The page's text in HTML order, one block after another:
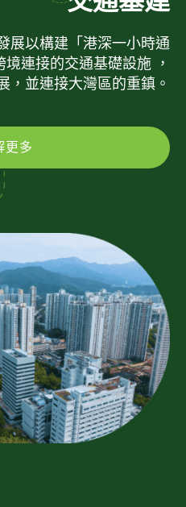
展以構建「港深一小時通
連接的交通基礎設施 ，
，並連接大灣區的重鎮。
更多